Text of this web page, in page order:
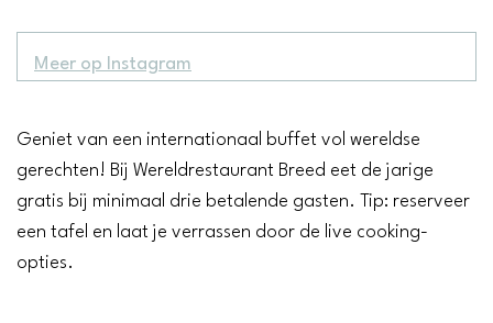
Meer op Instagram
Geniet van een internationaal buffet vol wereldse
gerechten! Bij Wereldrestaurant Breed eet de jarige
gratis bij minimaal drie betalende gasten. Tip: reserveer
een tafel en laat je verrassen door de live cooking-
opties.